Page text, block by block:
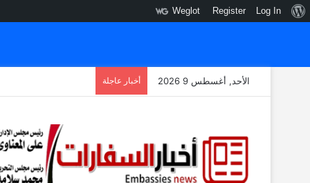
نبذةLog In
Register
Weglot
الأحد, أغسطس 9 2026 أخبار عاجلة